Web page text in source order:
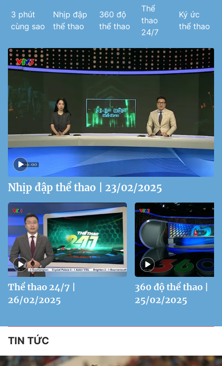
3 phút
cùng sao
Nhịp đập
thể thao
360 độ
thể thao
Thể
thao
24/7
Ký ức
thể thao
Nhịp đập thể thao | 23/02/2025
Thể thao 24/7 |
26/02/2025
360 độ thể thao |
25/02/2025
TIN TỨC